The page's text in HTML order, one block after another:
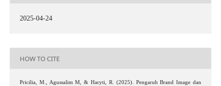
2025-04-24
HOW TO CITE
Pricilia, M., Agussalim M, & Haryti, R. (2025). Pengaruh Brand Image dan